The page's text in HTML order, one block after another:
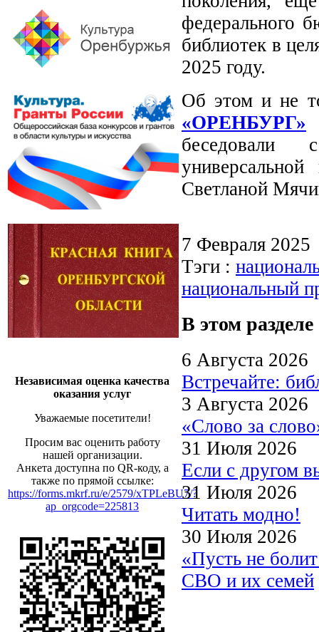
Независимая оценка качества
оказания услуг
Уважаемые посетители!
Просим вас оценить работу
нашей организации.
Анкета доступна по QR-коду, а
также по прямой ссылке:
https://forms.mkrf.ru/e/2579/xTPLeBU7/?
ap_orgcode=225813
федерального
библиотек в
2025 году.
Об этом и не
«ОРЕНБУРГ»
беседовали
Светланой
7 Февраля
Тэги :
национальный
В этом разделе
6 Августа 2026
Встречайте:
3 Августа 2026
«Слово за
31 Июля 2026
Если с другом
31 Июля 2026
Читать модно!
30 Июля 2026
«Пусть не
СВО и их семей